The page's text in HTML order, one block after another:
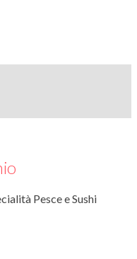
Pesce e Sushi